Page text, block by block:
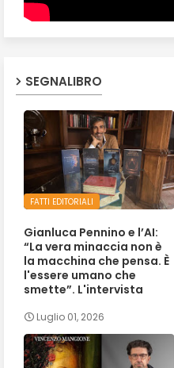
SEGNALIBRO
FATTI EDITORIALI
Gianluca Pennino e l’AI:
“La vera minaccia non è
la macchina che pensa. È
l'essere umano che
smette”. L'intervista
Luglio 01, 2026